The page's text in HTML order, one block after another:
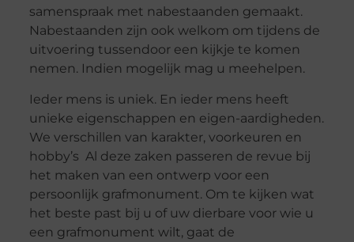
samenspraak met nabestaanden gemaakt.
Nabestaanden zijn ook welkom om tijdens de
uitvoering tussendoor een kijkje te komen
nemen. Indien mogelijk mag u meehelpen.
Ieder mens is uniek. En ieder mens heeft
unieke eigenschappen en eigen-aardigheden.
We verschillen van karakter, voorkeuren en
hobby’s Al deze zaken passeren de revue bij
het maken van een ontwerp voor een
persoonlijk grafmonument. Om te kijken wat
het beste past bij u of uw dierbare voor wie u
een grafmonument wilt, gaat de